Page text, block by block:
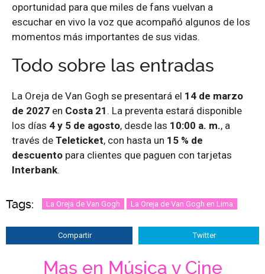
oportunidad para que miles de fans vuelvan a
escuchar en vivo la voz que acompañó algunos de los
momentos más importantes de sus vidas.
Todo sobre las entradas
La Oreja de Van Gogh se presentará el 14 de marzo
de 2027 en Costa 21 . La preventa estará disponible
los días 4 y 5 de agosto, desde las 10:00 a. m., a
través de Teleticket, con hasta un 15 % de
descuento para clientes que paguen con tarjetas
Interbank.
Tags: La Oreja de Van Gogh La Oreja de Van Gogh en Lima
Compartir Twitter
Mas en Música y Cine